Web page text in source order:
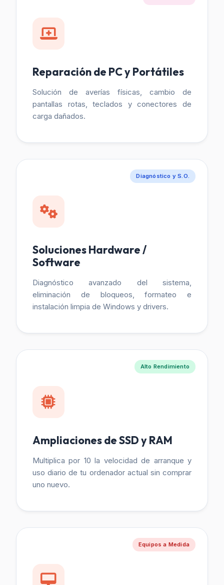
Reparación de PC y Portátiles
Solución de averías físicas, cambio de
pantallas rotas, teclados y conectores de
carga dañados.
Diagnóstico y S.O.
Soluciones Hardware /
Software
Diagnóstico avanzado del sistema,
eliminación de bloqueos, formateo e
instalación limpia de Windows y drivers.
Alto Rendimiento
Ampliaciones de SSD y RAM
Multiplica por 10 la velocidad de arranque y
uso diario de tu ordenador actual sin comprar
uno nuevo.
Equipos a Medida